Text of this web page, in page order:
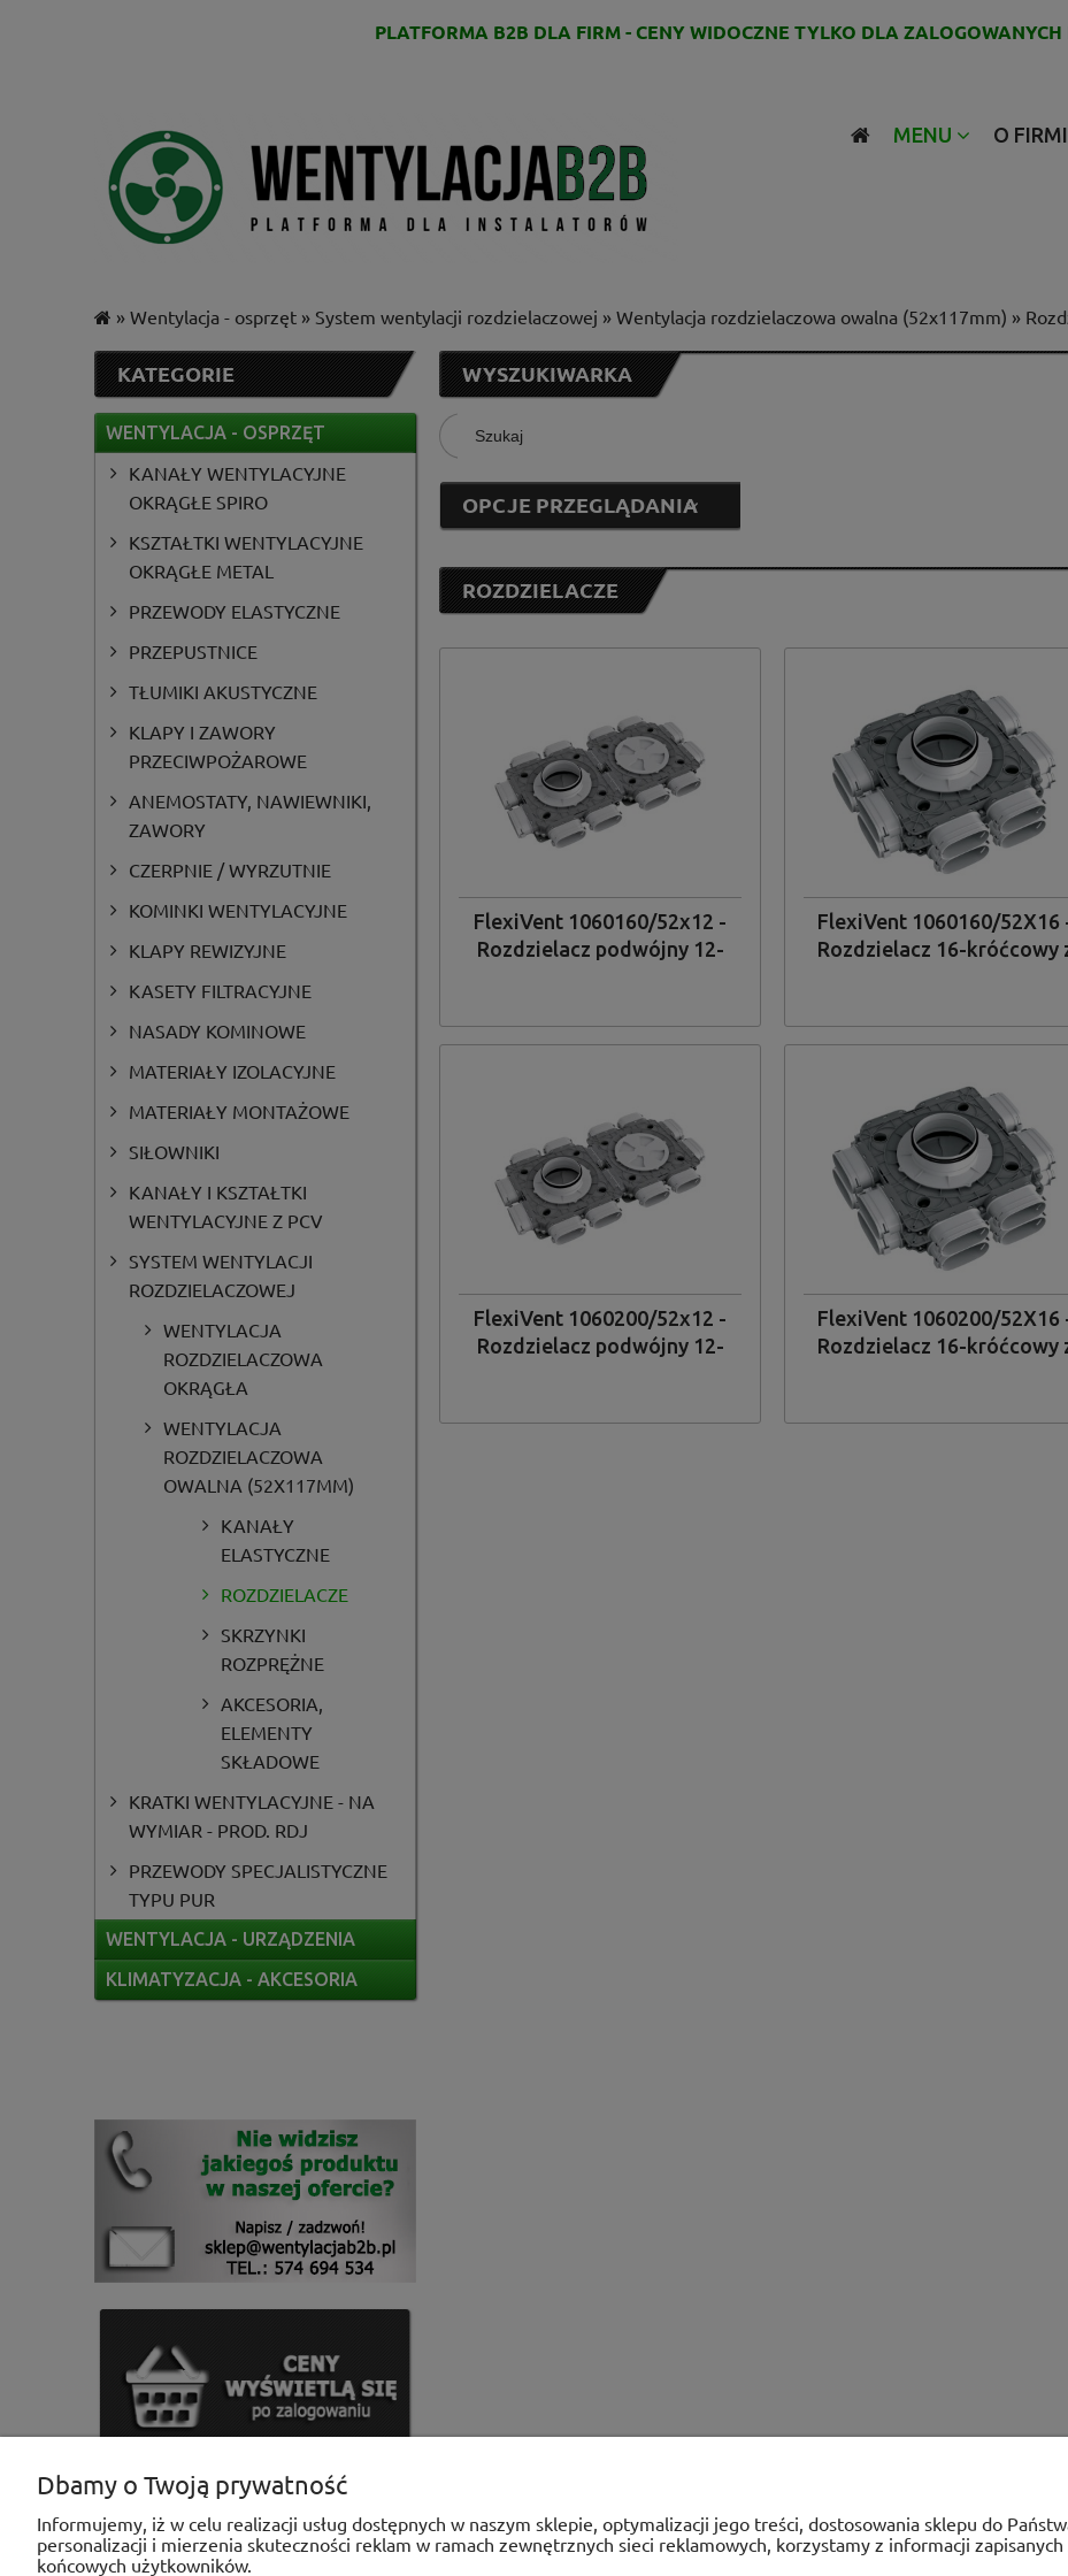
PLATFORMA B2B DLA FIRM - CENY WIDOCZNE TYLKO DLA
MENU O
» Wentylacja - osprzęt » System wentylacji rozdzielaczowej » Wentylacja rozdzielaczowa owalna (52x117mm) »
KATEGORIE
WENTYLACJA - OSPRZĘT
KANAŁY WENTYLACYJNE
OKRĄGŁE SPIRO
KSZTAŁTKI WENTYLACYJNE
OKRĄGŁE METAL
PRZEWODY ELASTYCZNE
PRZEPUSTNICE
TŁUMIKI AKUSTYCZNE
KLAPY I ZAWORY
PRZECIWPOŻAROWE
ANEMOSTATY, NAWIEWNIKI,
ZAWORY
CZERPNIE / WYRZUTNIE
KOMINKI WENTYLACYJNE
KLAPY REWIZYJNE
KASETY FILTRACYJNE
NASADY KOMINOWE
MATERIAŁY IZOLACYJNE
MATERIAŁY MONTAŻOWE
SIŁOWNIKI
KANAŁY I KSZTAŁTKI
WENTYLACYJNE Z PCV
SYSTEM WENTYLACJI
ROZDZIELACZOWEJ
WENTYLACJA
ROZDZIELACZOWA
OKRĄGŁA
WENTYLACJA
ROZDZIELACZOWA
OWALNA (52X117MM)
KANAŁY
ELASTYCZNE
ROZDZIELACZE
SKRZYNKI
ROZPRĘŻNE
AKCESORIA,
ELEMENTY
SKŁADOWE
KRATKI WENTYLACYJNE - NA
WYMIAR - PROD. RDJ
PRZEWODY SPECJALISTYCZNE
TYPU PUR
WENTYLACJA - URZĄDZENIA
KLIMATYZACJA - AKCESORIA
WYSZUKIWARKA
OPCJE PRZEGLĄDANIA
Vents Group (6)
do
ROZDZIELACZE
FlexiVent 1060160/52x12 -
Rozdzielacz podwójny 12-
FlexiVent 1060160/52X16
Rozdzielacz 16-króćcowy
FlexiVent 1060200/52x12 -
Rozdzielacz podwójny 12-
FlexiVent 1060200/52X16
Rozdzielacz 16-króćcowy
POMOC
Dbamy o Twoją prywatność
Informujemy, iż w celu realizacji usług dostępnych w naszym sklepie, optymalizacji jego treści, dostosowania sklepu do
personalizacji i mierzenia skuteczności reklam w ramach zewnętrznych sieci reklamowych, korzystamy z informacji
końcowych użytkowników.